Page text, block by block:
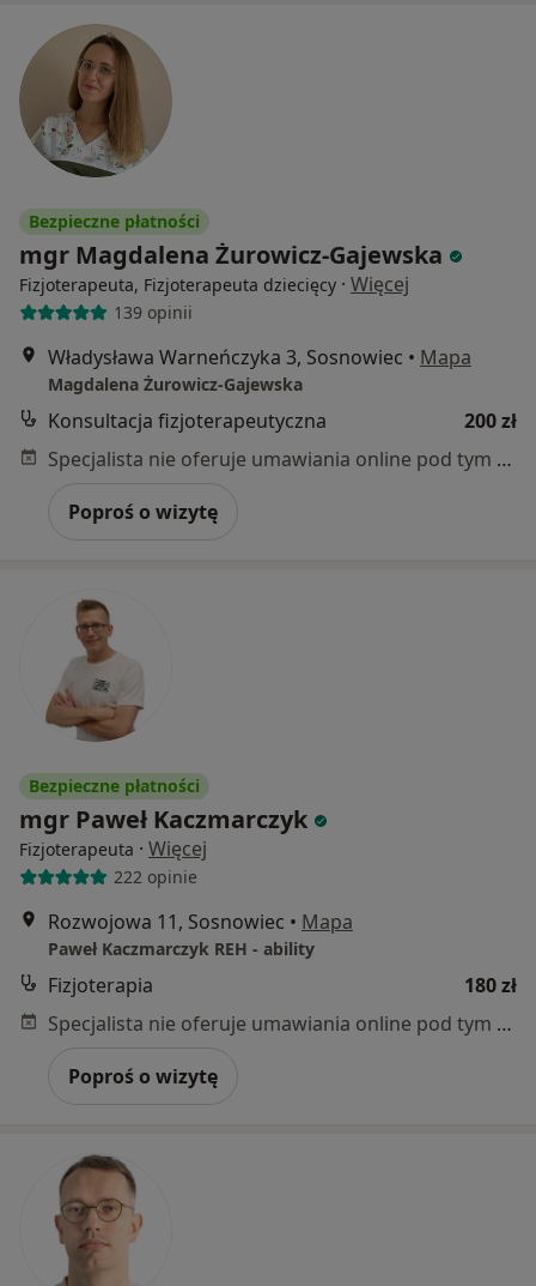
Bezpieczne płatności
mgr Magdalena Żurowicz-Gajewska
Fizjoterapeuta, Fizjoterapeuta dziecięcy · Więcej
139 opinii
Władysława Warneńczyka 3, Sosnowiec • Mapa
Magdalena Żurowicz-Gajewska
Konsultacja fizjoterapeutyczna
200 zł
Specjalista nie oferuje umawiania online pod tym adresem.
Poproś o wizytę
Bezpieczne płatności
mgr Paweł Kaczmarczyk
Fizjoterapeuta · Więcej
222 opinie
Rozwojowa 11, Sosnowiec • Mapa
Paweł Kaczmarczyk REH - ability
Fizjoterapia
180 zł
Specjalista nie oferuje umawiania online pod tym adresem.
Poproś o wizytę